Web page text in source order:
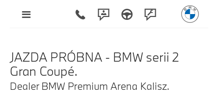
JAZDA PRÓBNA - BMW serii 2
Gran Coupé.
Dealer BMW Premium Arena Kalisz.